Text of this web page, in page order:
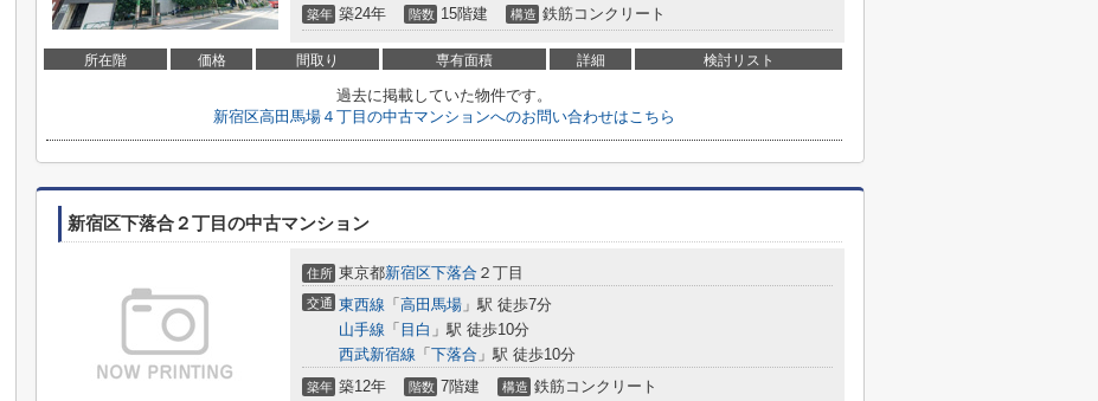
築年 築24年 階数 15階建 構造 鉄筋コンクリート
所在階 価格 間取り 専有面積 詳細 検討リスト
過去に掲載していた物件です。
新宿区高田馬場４丁目の中古マンションへのお問い合わせはこちら
新宿区下落合２丁目の中古マンション
住所 東京都新宿区下落合 ２丁目
交通 東西線 「 高田馬場 」駅 徒歩7分
山手線 「 目白 」駅 徒歩10分
西武新宿線 「 下落合 」駅 徒歩10分
築年 築12年 階数 7階建 構造 鉄筋コンクリート